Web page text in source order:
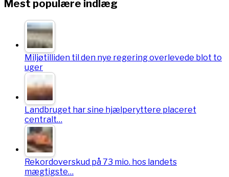
Mest populære indlæg
Miljøtilliden til den nye regering overlevede blot to
uger
Landbruget har sine hjælperyttere placeret
centralt…
Rekordoverskud på 73 mio. hos landets
mægtigste…